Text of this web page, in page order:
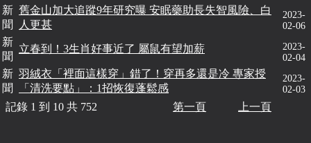
新
聞
舊金山加大追蹤9年研究曝 安眠藥助長失智風險、白
人更甚
2023-
02-06
新
聞
立春到！3生肖好事近了 屬鼠有望加薪
2023-
02-04
新
聞
羽絨衣「裡面這樣穿」錯了！穿再多還是冷 專家授
「清洗要點」：1招恢復蓬鬆感
2023-
02-03
記錄 1 到 10 共 752 第一頁 上一頁